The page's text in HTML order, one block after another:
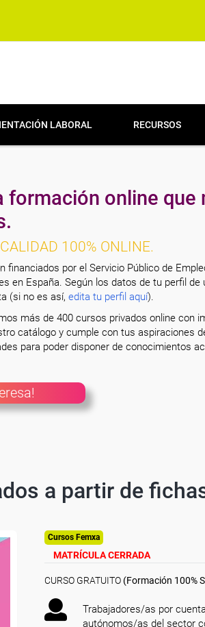
LABORAL RECURSOS
formación online
100% ONLINE.
financiados por el Servicio Público de
en España. Según los datos de tu perfil
(si no es así, edita tu perfil aquí).
más de 400 cursos privados online con
catálogo y cumple con tus aspiraciones
para poder disponer de conocimientos
a partir de
Cursos Femxa
MATRÍCULA CERRADA
CURSO GRATUITO (Formación 100%
Trabajadores/as por
autónomos/as del sector